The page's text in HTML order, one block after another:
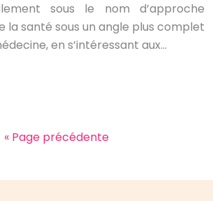
sous le nom d’approche
la santé sous un angle plus complet
en s’intéressant aux…
« Page précédente